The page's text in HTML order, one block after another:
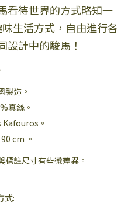
看待世界的方式略知一
生活方式，自由進行各
設計中的駿馬！
製造。
真絲。
Kafouros。
cm 。
註尺寸有些微差異。
式: